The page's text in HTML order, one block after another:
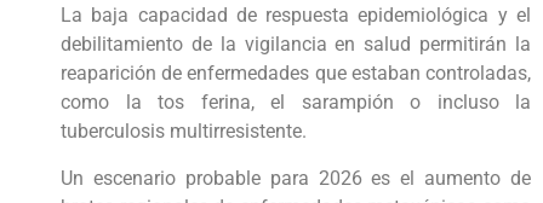
La baja capacidad de respuesta epidemiológica y el
debilitamiento de la vigilancia en salud permitirán la
reaparición de enfermedades que estaban controladas,
como la tos ferina, el sarampión o incluso la
tuberculosis multirresistente.
Un escenario probable para 2026 es el aumento de